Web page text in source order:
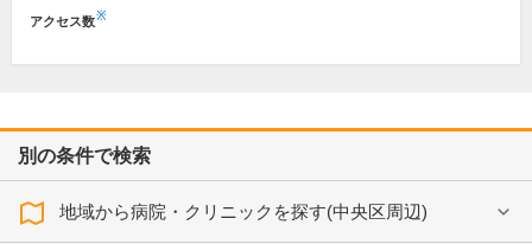
アクセス数※
別の条件で検索
地域から病院・クリニックを探す(中央区周辺)